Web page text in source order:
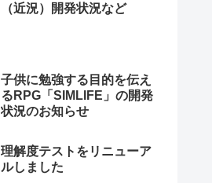
勝プレゼン動画を紹介。プ
（近況）開発状況など
子供に勉強する目的を伝え
るRPG「SIMLIFE」の開発
状況のお知らせ
理解度テストをリニューア
ルしました